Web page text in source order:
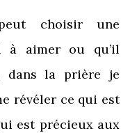
choisir une
à aimer ou qu’il
dans la prière je
révéler ce qui est
est précieux aux